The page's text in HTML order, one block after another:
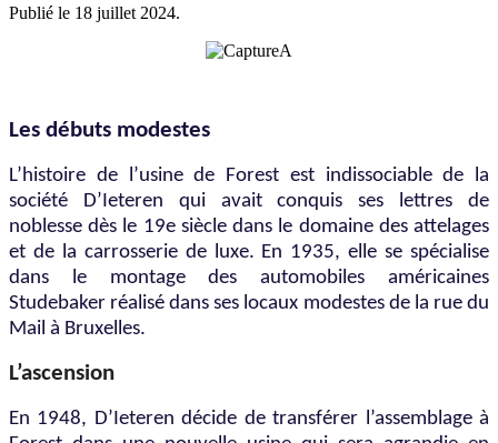
Publié le 18 juillet 2024.
Les débuts modestes
L’histoire de l’usine de Forest est indissociable de la
société D’Ieteren qui avait conquis ses lettres de
noblesse dès le 19e siècle dans le domaine des attelages
et de la carrosserie de luxe. En 1935, elle se spécialise
dans le montage des automobiles américaines
Studebaker réalisé dans ses locaux modestes de la rue du
Mail à Bruxelles.
L’ascension
En 1948, D’Ieteren décide de transférer l’assemblage à